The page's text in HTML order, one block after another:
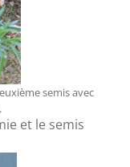
semis avec
et le semis